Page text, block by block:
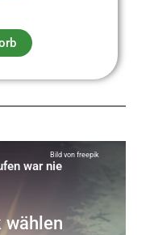
Bild von freepik
war nie
wählen